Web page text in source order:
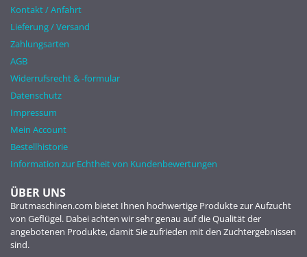
Kontakt / Anfahrt
Lieferung / Versand
Zahlungsarten
AGB
Widerrufsrecht & -formular
Datenschutz
Impressum
Mein Account
Bestellhistorie
Information zur Echtheit von Kundenbewertungen
ÜBER UNS
Brutmaschinen.com bietet Ihnen hochwertige Produkte zur Aufzucht
von Geflügel. Dabei achten wir sehr genau auf die Qualität der
angebotenen Produkte, damit Sie zufrieden mit den Zuchtergebnissen
sind.